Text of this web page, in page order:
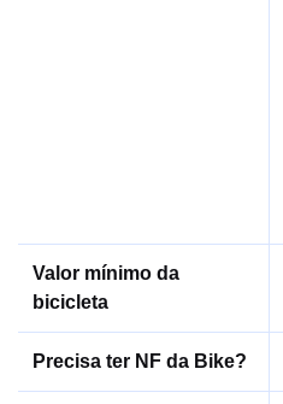
Valor mínimo da
bicicleta
Precisa ter NF da Bike?